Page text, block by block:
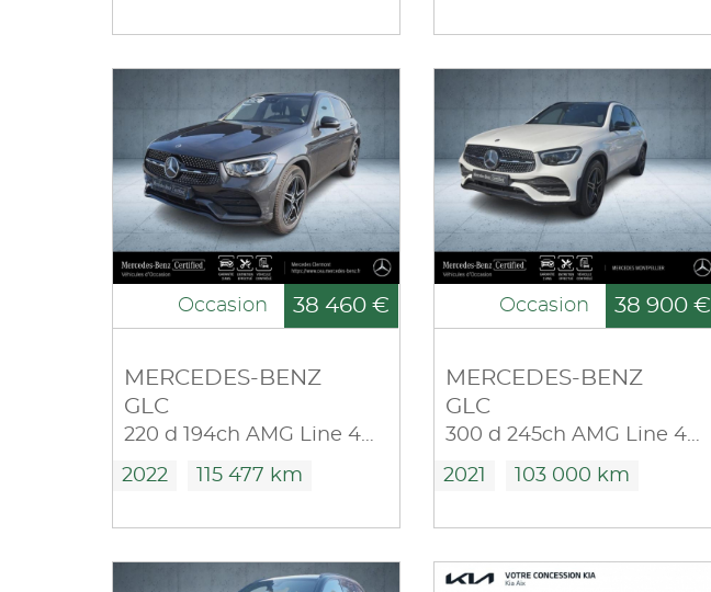
Occasion 38 460 €
MERCEDES-BENZ
GLC
220 d 194ch AMG Line 4Matic 9G-Tronic
2022 115 477 km
Occasion 38 900 €
MERCEDES-BENZ
GLC
300 d 245ch AMG Line 4Matic 9G-Tronic
2021 103 000 km